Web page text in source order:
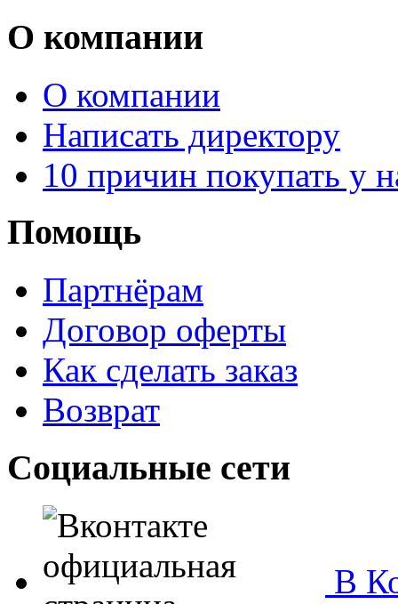
О компании
О компании
Написать директору
10 причин покупать у
Помощь
Партнёрам
Договор оферты
Как сделать заказ
Возврат
Социальные сети
В